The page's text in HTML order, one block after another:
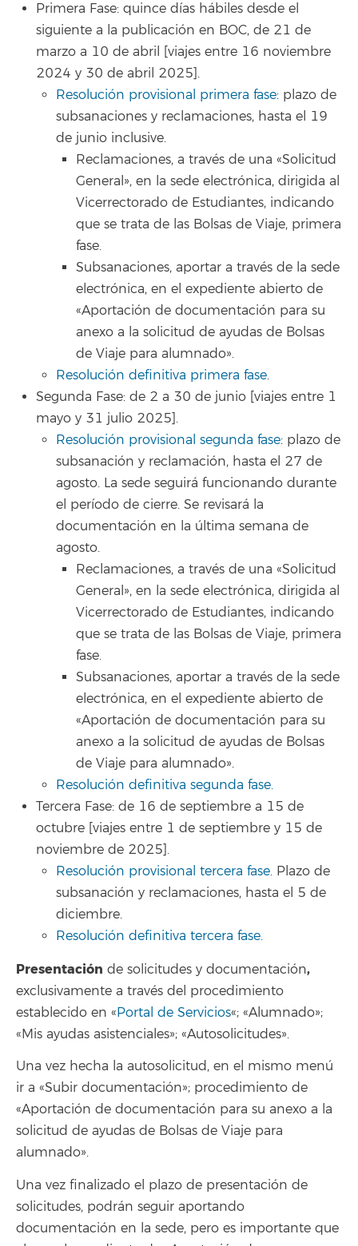
Primera Fase: quince días hábiles desde el
siguiente a la publicación en BOC, de 21 de
marzo a 10 de abril [viajes entre 16 noviembre
2024 y 30 de abril 2025].
Resolución provisional primera fase: plazo de
subsanaciones y reclamaciones, hasta el 19
de junio inclusive.
Reclamaciones, a través de una «Solicitud
General», en la sede electrónica, dirigida al
Vicerrectorado de Estudiantes, indicando
que se trata de las Bolsas de Viaje, primera
fase.
Subsanaciones, aportar a través de la sede
electrónica, en el expediente abierto de
«Aportación de documentación para su
anexo a la solicitud de ayudas de Bolsas
de Viaje para alumnado».
Resolución definitiva primera fase.
Segunda Fase: de 2 a 30 de junio [viajes entre 1
mayo y 31 julio 2025].
Resolución provisional segunda fase: plazo de
subsanación y reclamación, hasta el 27 de
agosto. La sede seguirá funcionando durante
el período de cierre. Se revisará la
documentación en la última semana de
agosto.
Reclamaciones, a través de una «Solicitud
General», en la sede electrónica, dirigida al
Vicerrectorado de Estudiantes, indicando
que se trata de las Bolsas de Viaje, primera
fase.
Subsanaciones, aportar a través de la sede
electrónica, en el expediente abierto de
«Aportación de documentación para su
anexo a la solicitud de ayudas de Bolsas
de Viaje para alumnado».
Resolución definitiva segunda fase.
Tercera Fase: de 16 de septiembre a 15 de
octubre [viajes entre 1 de septiembre y 15 de
noviembre de 2025].
Resolución provisional tercera fase. Plazo de
subsanación y reclamaciones, hasta el 5 de
diciembre.
Resolución definitiva tercera fase.
Presentación de solicitudes y documentación,
exclusivamente a través del procedimiento
establecido en «Portal de Servicios«; «Alumnado»;
«Mis ayudas asistenciales»; «Autosolicitudes».
Una vez hecha la autosolicitud, en el mismo menú
ir a «Subir documentación»; procedimiento de
«Aportación de documentación para su anexo a la
solicitud de ayudas de Bolsas de Viaje para
alumnado».
Una vez finalizado el plazo de presentación de
solicitudes, podrán seguir aportando
documentación en la sede, pero es importante que